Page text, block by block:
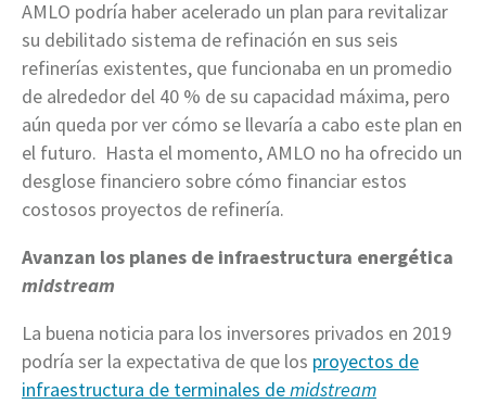
AMLO podría haber acelerado un plan para revitalizar
su debilitado sistema de refinación en sus seis
refinerías existentes, que funcionaba en un promedio
de alrededor del 40 % de su capacidad máxima, pero
aún queda por ver cómo se llevaría a cabo este plan en
el futuro. Hasta el momento, AMLO no ha ofrecido un
desglose financiero sobre cómo financiar estos
costosos proyectos de refinería.
Avanzan los planes de infraestructura energética
midstream
La buena noticia para los inversores privados en 2019
podría ser la expectativa de que los proyectos de
infraestructura de terminales demidstream